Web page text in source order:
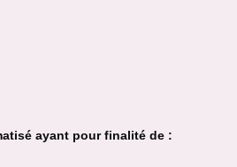
ayant pour finalité de :